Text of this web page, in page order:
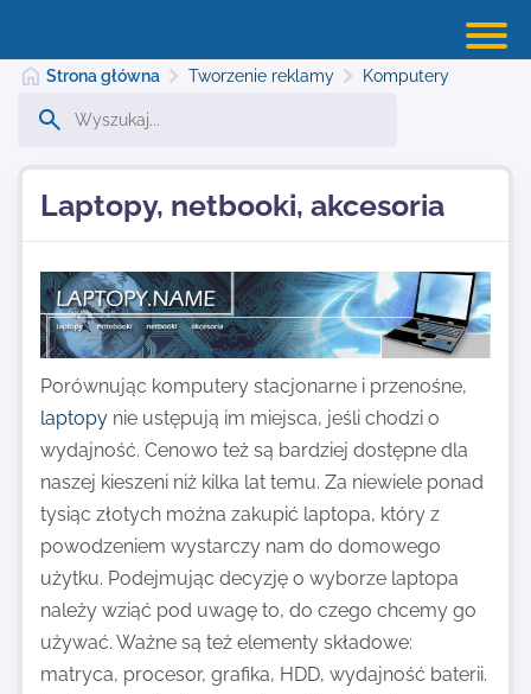
Najnowsze
Kontakt
Strona główna Tworzenie reklamy Komputery
Laptopy, netbooki, akcesoria
Porównując komputery stacjonarne i przenośne,
laptopy nie ustępują im miejsca, jeśli chodzi o
wydajność. Cenowo też są bardziej dostępne dla
naszej kieszeni niż kilka lat temu. Za niewiele ponad
tysiąc złotych można zakupić laptopa, który z
powodzeniem wystarczy nam do domowego
użytku. Podejmując decyzję o wyborze laptopa
należy wziąć pod uwagę to, do czego chcemy go
używać. Ważne są też elementy składowe:
matryca, procesor, grafika, HDD, wydajność baterii.